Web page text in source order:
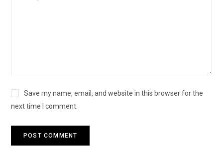
Save my name, email, and website in this browser for the
next time I comment.